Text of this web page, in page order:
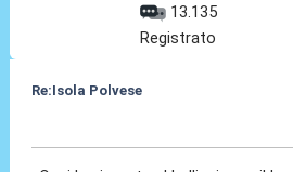
13.135
Registrato
Re:Isola Polvese